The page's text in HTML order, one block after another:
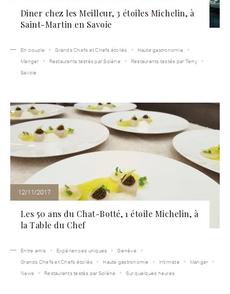
Diner chez les Meilleur, 3 étoiles Michelin, à
Saint-Martin en Savoie
En couple Grands Chefs et Chefs étoilés
Haute gastronomie
Manger
Restaurants testés par Solène
Restaurants testés par Terry
Savoie
12/11/2017
Les 50 ans du Chat-Botté, 1 étoile Michelin, à
la Table du Chef
Entre amis Expériences uniques
Genève
Grands Chefs et Chefs étoilés
Haute gastronomie Intimiste
Manger
News
Restaurants testés par Solène Sur quelques heures